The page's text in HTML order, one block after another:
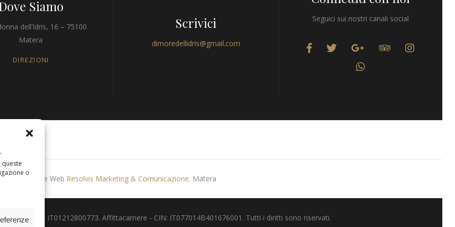
o
Siamo
dell’Idris, 16 – 75100
Matera
DIREZIONI
Scrivici
dimoredellidris@gmail.com
Seguici sui nostri canali social
Produzione Web Resolvis Marketing & Comunicazione. Matera
- Partita IVA IT01212800773. Affittacamere - CIN: IT077014B401676001. Tutti i diritti sono riservati.